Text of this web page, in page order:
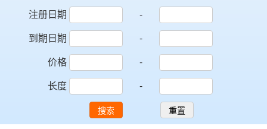
注册日期
-
到期日期
-
价格
-
长度
-
搜索 重置